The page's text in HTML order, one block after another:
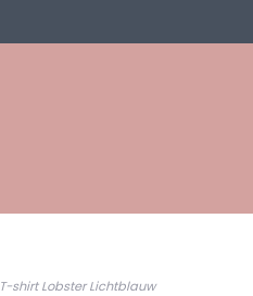
T-shirt Lobster Lichtblauw